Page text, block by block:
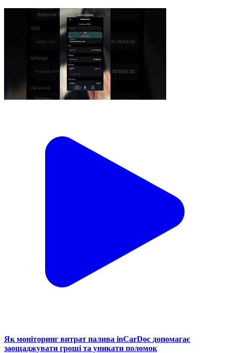
Як моніторинг витрат палива inCarDoc допомагає
заощаджувати гроші та уникати поломок